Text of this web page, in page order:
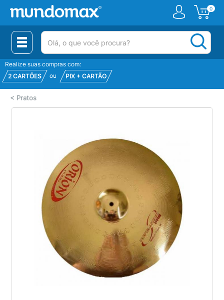
0
(pesquisar)
Realize suas compras com:
2 CARTÕES
ou PIX + CARTÃO
< Pratos